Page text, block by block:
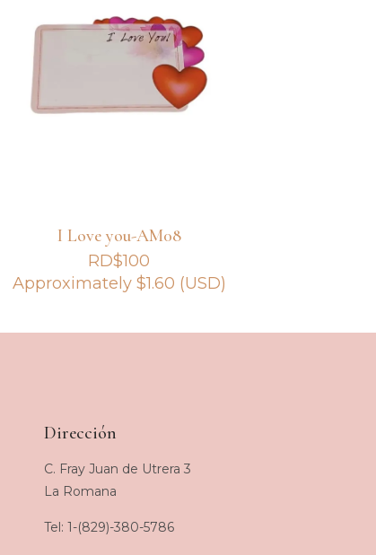
I Love you-AM08
RD$100
Approximately $1.60 (USD)
Dirección
C. Fray Juan de Utrera 3
La Romana
Tel: 1-(829)-380-5786